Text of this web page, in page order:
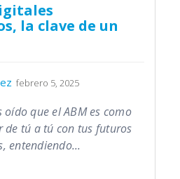
la clave de un
febrero 5, 2025
oído que el ABM es como
de tú a tú con tus futuros
entendiendo...